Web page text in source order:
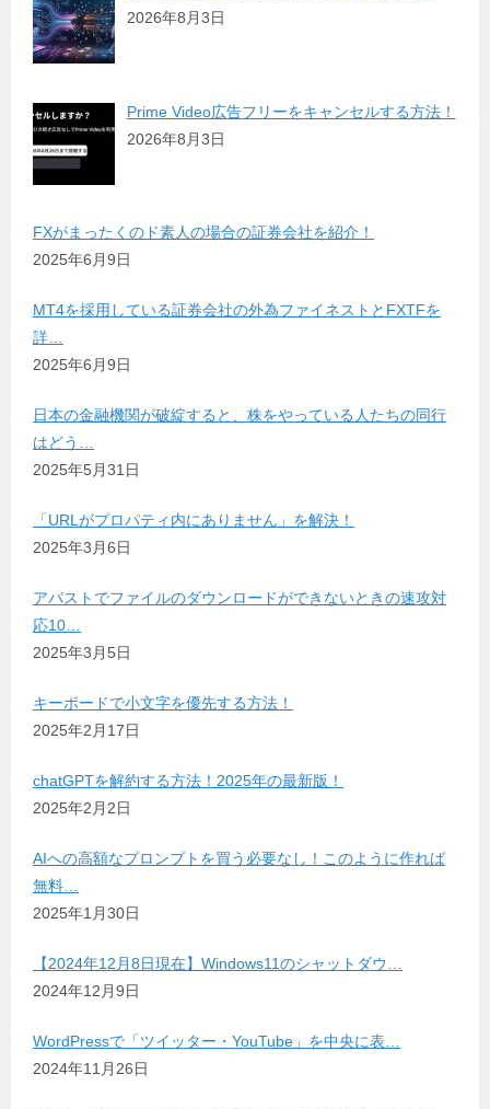
2026年8月3日
Prime Video広告フリーをキャンセルする方法！
2026年8月3日
FXがまったくのド素人の場合の証券会社を紹介！
2025年6月9日
MT4を採用している証券会社の外為ファイネストとFXTFを
詳…
2025年6月9日
日本の金融機関が破綻すると、株をやっている人たちの同行
はどう…
2025年5月31日
「URLがプロパティ内にありません」を解決！
2025年3月6日
アバストでファイルのダウンロードができないときの速攻対
応10…
2025年3月5日
キーボードで小文字を優先する方法！
2025年2月17日
chatGPTを解約する方法！2025年の最新版！
2025年2月2日
AIへの高額なプロンプトを買う必要なし！このように作れば
無料…
2025年1月30日
【2024年12月8日現在】Windows11のシャットダウ…
2024年12月9日
WordPressで「ツイッター・YouTube」を中央に表…
2024年11月26日